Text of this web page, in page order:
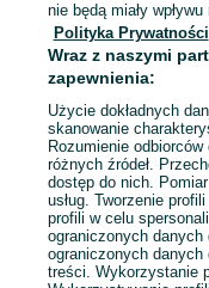
nie będą miały
Polityka Prywatności
Wraz z naszymi
zapewnienia:
Użycie dokładnych
skanowanie
Rozumienie
różnych źródeł.
dostęp do nich.
usług. Tworzenie
profili w celu
ograniczonych
ograniczonych
treści. Wykorzystanie